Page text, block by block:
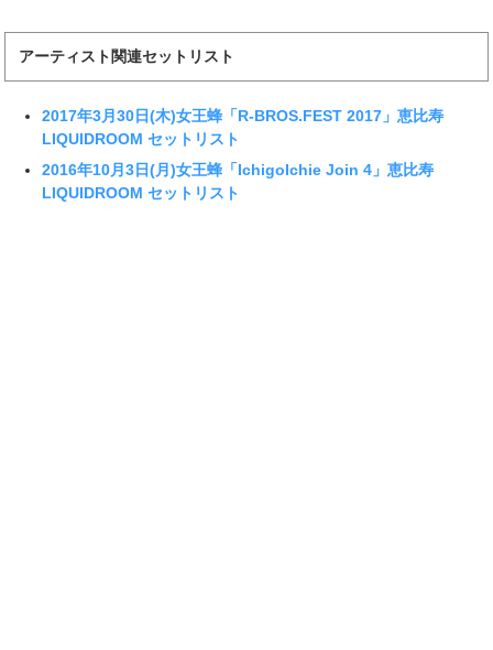
アーティスト関連セットリスト
2017年3月30日(木)女王蜂「R-BROS.FEST 2017」恵比寿
LIQUIDROOM セットリスト
2016年10月3日(月)女王蜂「IchigoIchie Join 4」恵比寿
LIQUIDROOM セットリスト